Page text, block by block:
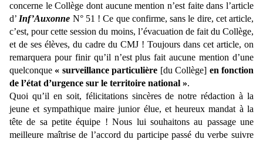
concerne le Collège dont aucune mention n’est faite dans l’article
d’ Inf’Auxonne N° 51 ! Ce que confirme, sans le dire, cet article,
c’est, pour cette session du moins, l’évacuation de fait du Collège,
et de ses élèves, du cadre du CMJ ! Toujours dans cet article, on
remarquera pour finir qu’il n’est plus fait aucune mention d’une
quelconque « surveillance particulière [du Collège] en fonction
de l’état d’urgence sur le territoire national ».
Quoi qu’il en soit, félicitations sincères de notre rédaction à la
jeune et sympathique maire junior élue, et heureux mandat à la
tête de sa petite équipe ! Nous lui souhaitons au passage une
meilleure maîtrise de l’accord du participe passé du verbe suivre